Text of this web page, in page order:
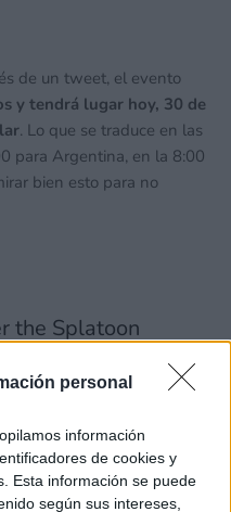
personal
información
de cookies y
Esta información se puede
según sus intereses,
de un tweet, el evento
y tendrá lugar hoy, 30 de
. Lo que se traduce en las
para Argentina, en la 8:00
bien esto para no
the Splatoon